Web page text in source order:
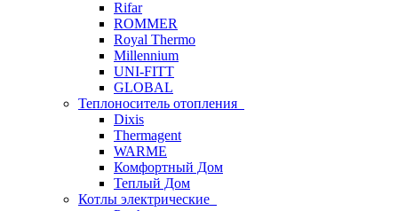
Rifar
ROMMER
Royal Thermo
Millennium
UNI-FITT
GLOBAL
Теплоноситель отопления
Dixis
Thermagent
WARME
Комфортный Дом
Теплый Дом
Котлы электрические